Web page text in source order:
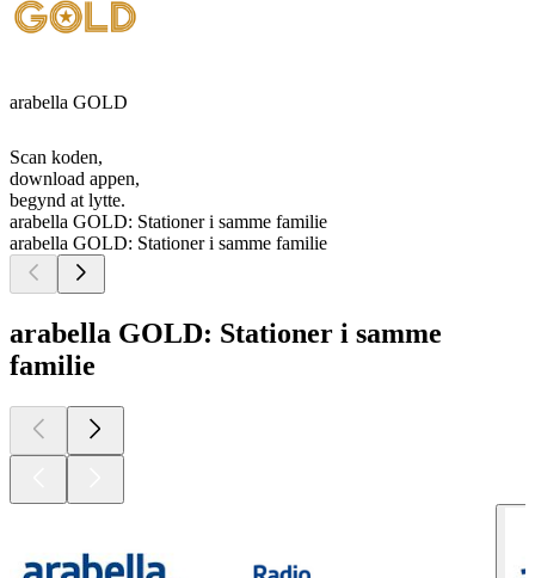
arabella GOLD
Scan koden,
download appen,
begynd at lytte.
arabella GOLD: Stationer i samme familie
arabella GOLD: Stationer i samme familie
arabella GOLD: Stationer i samme
familie